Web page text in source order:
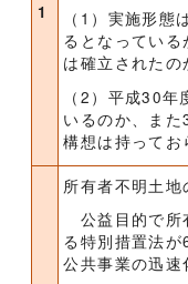
1
（1）実施形態
るとなってい
は確立されたの
（2）平成30
いるのか、ま
構想は持ってお
所有者不明土地
公益目的で所
る特別措置法
公共事業の迅速